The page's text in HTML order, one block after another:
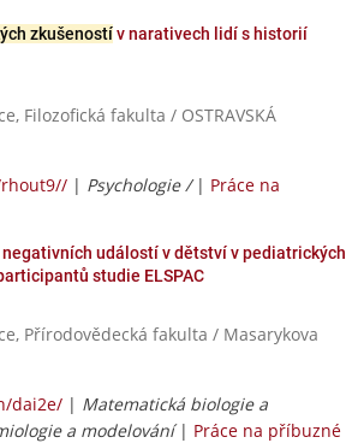
zkušenostív narativech lidí s historií
Filozofická fakulta / OSTRAVSKÁ
| Psychologie / | Práce na
událostí v dětství v pediatrických
studie ELSPAC
Přírodovědecká fakulta / Masarykova
dai2e/ | Matematická biologie a
a modelování| Práce na příbuzné